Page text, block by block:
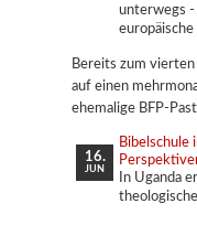
unterwegs -
Bereits zum
auf einen
ehemalige BFP-
16.
JUN
Bibelschule
In Uganda